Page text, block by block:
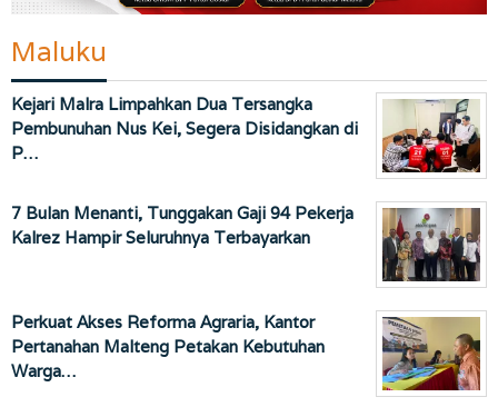
Maluku
Kejari Malra Limpahkan Dua Tersangka
Pembunuhan Nus Kei, Segera Disidangkan di
P…
7 Bulan Menanti, Tunggakan Gaji 94 Pekerja
Kalrez Hampir Seluruhnya Terbayarkan
Perkuat Akses Reforma Agraria, Kantor
Pertanahan Malteng Petakan Kebutuhan
Warga…